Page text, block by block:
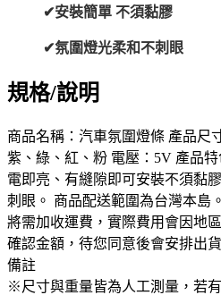
✔安裝簡單 不須黏膠
✔氛圍燈光柔和不刺眼
規格/說明
商品名稱：汽車氛圍燈條 產品尺
紫、綠、紅、粉 電壓：5V 產品
電即亮、有縫隙即可安裝不須黏
刺眼。 商品配送範圍為台灣本島
將需加收運費，實際費用會因地
確認金額，待您同意後會安排出貨
備註
※尺寸與重量皆為人工測量，若